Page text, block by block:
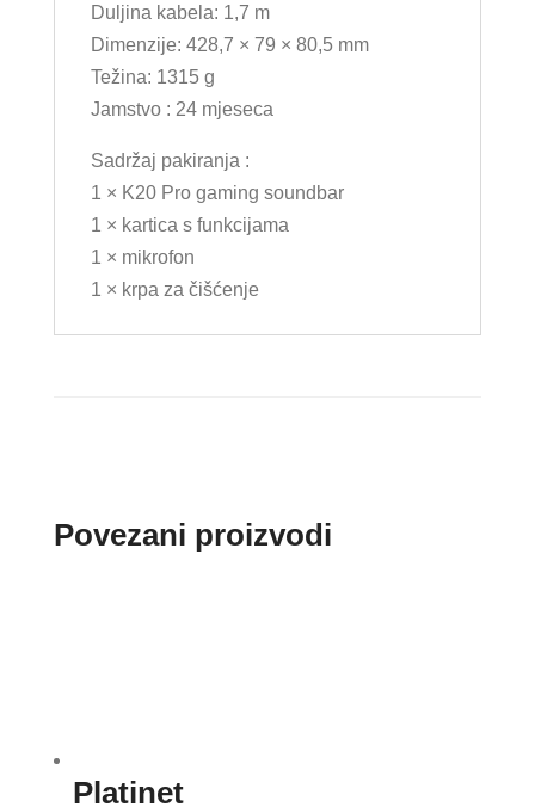
Duljina kabela: 1,7 m
Dimenzije: 428,7 × 79 × 80,5 mm
Težina: 1315 g
Jamstvo : 24 mjeseca
Sadržaj pakiranja :
1 × K20 Pro gaming soundbar
1 × kartica s funkcijama
1 × mikrofon
1 × krpa za čišćenje
Povezani proizvodi
Platinet